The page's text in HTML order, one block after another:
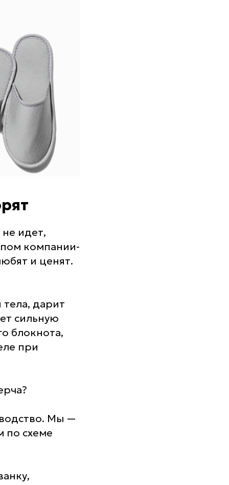
идет,
компании-
и ценят.
дарит
сильную
блокнота,
при
Мы —
по схеме